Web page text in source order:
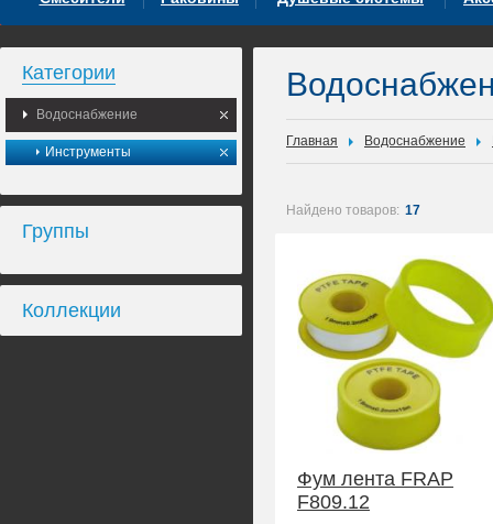
Категории
Водоснабжение
Инструменты
Группы
Коллекции
Главная Водоснабжение
Найдено товаров: 17
Фум лента FRAP
F809.12